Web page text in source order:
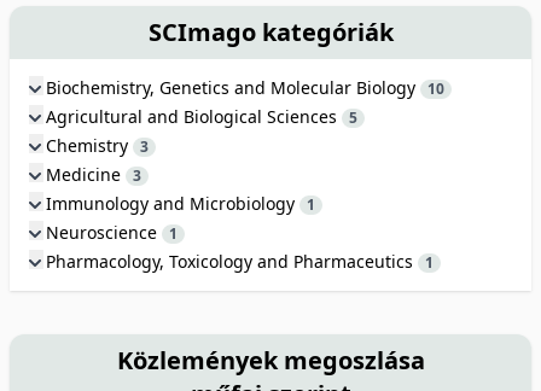
SCImago kategóriák
Biochemistry, Genetics and Molecular Biology 10
Agricultural and Biological Sciences 5
Chemistry 3
Medicine 3
Immunology and Microbiology 1
Neuroscience 1
Pharmacology, Toxicology and Pharmaceutics 1
Közlemények megoszlása